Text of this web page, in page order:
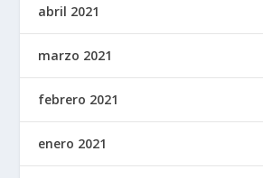
abril 2021
marzo 2021
febrero 2021
enero 2021